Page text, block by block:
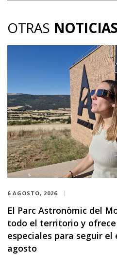
OTRAS NOTICIAS
6 AGOSTO, 2026
El Parc Astronòmic del
todo el territorio y
especiales para seguir el
agosto